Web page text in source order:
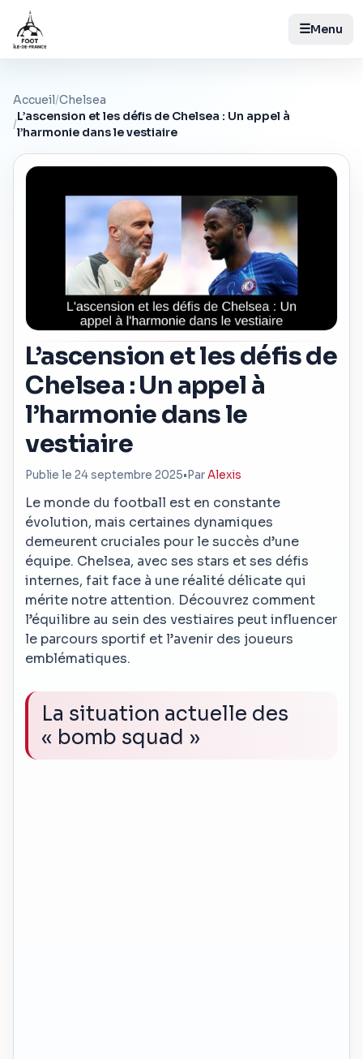
☰Menu
Accueil/Chelsea
/
L’ascension et les défis de Chelsea : Un appel à
l’harmonie dans le vestiaire
L’ascension et les défis de
Chelsea : Un appel à
l’harmonie dans le
vestiaire
Publie le 24 septembre 2025• ParAlexis
Le monde du football est en constante
évolution, mais certaines dynamiques
demeurent cruciales pour le succès d’une
équipe. Chelsea, avec ses stars et ses défis
internes, fait face à une réalité délicate qui
mérite notre attention. Découvrez comment
l’équilibre au sein des vestiaires peut influencer
le parcours sportif et l’avenir des joueurs
emblématiques.
La situation actuelle des
« bomb squad »